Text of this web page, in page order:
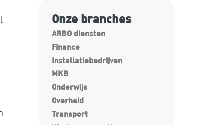
Onze branches
ARBO diensten
Finance
Installatiebedrijven
MKB
Onderwijs
Overheid
Transport